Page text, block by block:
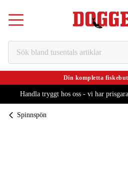
Din kompletta
Handla tryggt hos oss - vi har
Spinnspön